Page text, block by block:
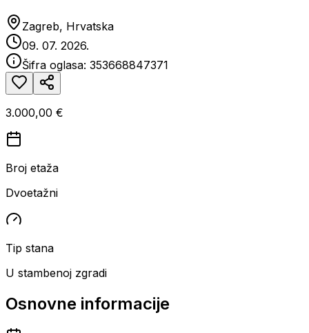
Zagreb, Hrvatska
09. 07. 2026.
Šifra oglasa: 353668847371
3.000,00 €
Broj etaža
Dvoetažni
Tip stana
U stambenoj zgradi
Osnovne informacije